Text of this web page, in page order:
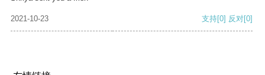
2021-10-23 支持[0] 反对[0]